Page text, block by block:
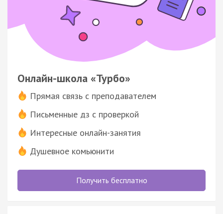
Онлайн-школа «Турбо»
Прямая связь с преподавателем
Письменные дз с проверкой
Интересные онлайн-занятия
Душевное комьюнити
Получить бесплатно